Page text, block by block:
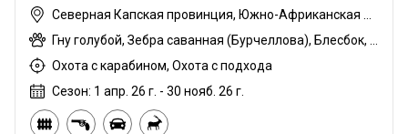
Северная Капская провинция, Южно-Африканская Республика
Гну голубой, Зебра саванная (Бурчеллова), Блесбок, Дукер кустарниковый, Импала, Большой южный куду
Охота с карабином, Охота с подхода
Сезон: 1 апр. 26 г. - 30 нояб. 26 г.